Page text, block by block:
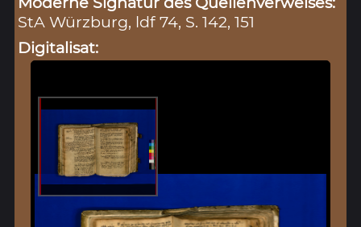
StA Würzburg, ldf 74, S. 142, 151
Digitalisat: